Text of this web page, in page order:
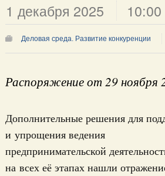
1 декабря 2025 10:00
Деловая среда. Развитие конкуренции
Распоряжение от 29
Дополнительные решения для
и упрощения ведения
предпринимательской
на всех её этапах нашли
программы
со справками к
перейдите в раздел "Поиск по